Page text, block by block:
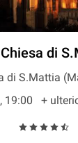
di
di S.Mattia
19:00
+